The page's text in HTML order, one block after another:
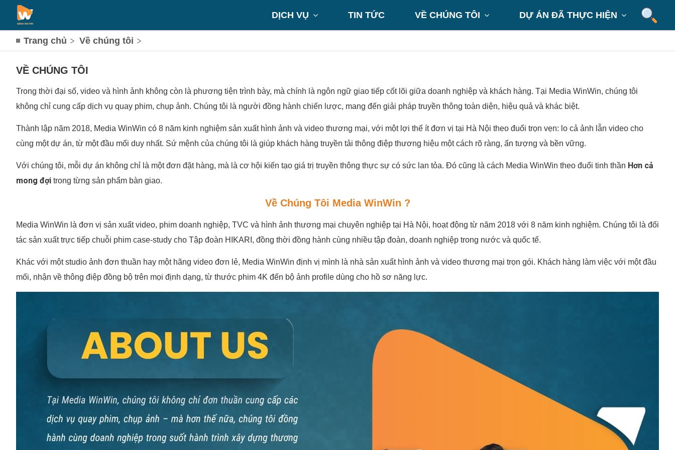
DỰ ÁN ĐÃ THỰC HIỆN 
VỀ CHÚNG TÔI 
TIN TỨC
DỊCH VỤ 
Trang chủ Về chúng tôi
VỀ CHÚNG TÔI
Trong thời đại số, video và hình ảnh không còn là phương tiện trình bày, mà chính là ngôn ngữ giao tiếp cốt lõi giữa doanh nghiệp và khách hàng. Tại Media WinWin, chúng tôi
không chỉ cung cấp dịch vụ quay phim, chụp ảnh. Chúng tôi là người đồng hành chiến lược, mang đến giải pháp truyền thông toàn diện, hiệu quả và khác biệt.
Thành lập năm 2018, Media WinWin có 8 năm kinh nghiệm sản xuất hình ảnh và video thương mại, với một lợi thế ít đơn vị tại Hà Nội theo đuổi trọn vẹn: lo cả ảnh lẫn video cho
cùng một dự án, từ một đầu mối duy nhất. Sứ mệnh của chúng tôi là giúp khách hàng truyền tải thông điệp thương hiệu một cách rõ ràng, ấn tượng và bền vững.
Với chúng tôi, mỗi dự án không chỉ là một đơn đặt hàng, mà là cơ hội kiến tạo giá trị truyền thông thực sự có sức lan tỏa. Đó cũng là cách Media WinWin theo đuổi tinh thần Hơn cả
mong đợi trong từng sản phẩm bàn giao.
Về Chúng Tôi Media WinWin ?
Media WinWin là đơn vị sản xuất video, phim doanh nghiệp, TVC và hình ảnh thương mại chuyên nghiệp tại Hà Nội, hoạt động từ năm 2018 với 8 năm kinh nghiệm. Chúng tôi là đối
tác sản xuất trực tiếp chuỗi phim case-study cho Tập đoàn HIKARI, đồng thời đồng hành cùng nhiều tập đoàn, doanh nghiệp trong nước và quốc tế.
Khác với một studio ảnh đơn thuần hay một hãng video đơn lẻ, Media WinWin định vị mình là nhà sản xuất hình ảnh và video thương mại trọn gói. Khách hàng làm việc với một đầu
mối, nhận về thông điệp đồng bộ trên mọi định dạng, từ thước phim 4K đến bộ ảnh profile dùng cho hồ sơ năng lực.